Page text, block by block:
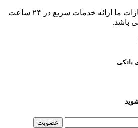
یکی از ارزشمند ترین امتیازات ما ارائه خدمات سریع در ۲۴ ساعت
بانکی